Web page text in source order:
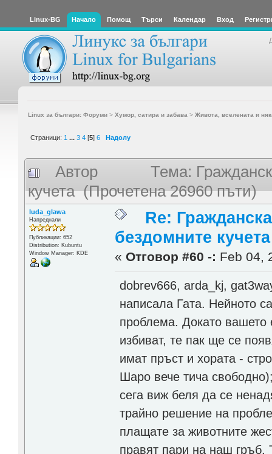
Linux-BG Начало Помощ Търси Календар Вход
Linux за българи: Форуми> Хумор, сатира и забава > Живота, вселената и
Страници: 1 ... 3 4 [5] 6 Надолу
Автор
Тема:
кучета (Прочетена 26960 пъти)
luda_glawa
Напреднали
Публикации: 652
Distribution: Kubuntu
Window Manager: KDE
Re:
бездомните кучета
« Отговор #60 -: Feb 04,
dobrev666, arda_kj,
написала Гата. Нейното
проблема. Докато вашето
избиват, те пак ще се
имат пръст и хората -
Шаро вече тича
сега виж беля да се
трайно решение на
плащате за животните
правят пари на наш гръб.